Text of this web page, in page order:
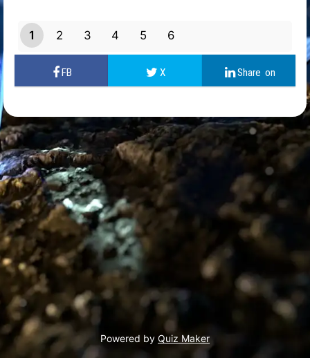
1 2 3 4 5 6
Powered by Quiz Maker